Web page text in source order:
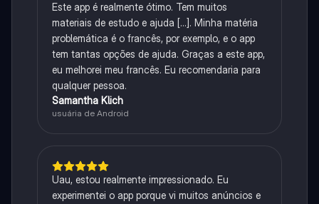
Este app é realmente ótimo. Tem muitos
materiais de estudo e ajuda [...]. Minha matéria
problemática é o francês, por exemplo, e o app
tem tantas opções de ajuda. Graças a este app,
eu melhorei meu francês. Eu recomendaria para
qualquer pessoa.
Samantha Klich
usuária de Android
Uau, estou realmente impressionado. Eu
experimentei o app porque vi muitos anúncios e